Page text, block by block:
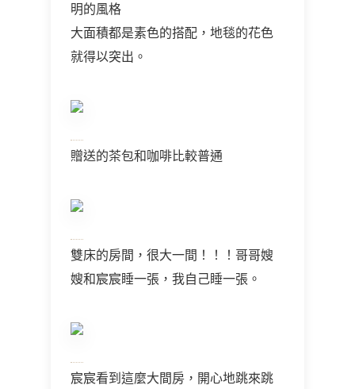
明的風格
大面積都是素色的搭配，地毯的花色
就得以突出。
贈送的茶包和咖啡比較普通
雙床的房間，很大一間！！！哥哥嫂
嫂和宸宸睡一張，我自己睡一張。
宸宸看到這麼大間房，開心地跳來跳